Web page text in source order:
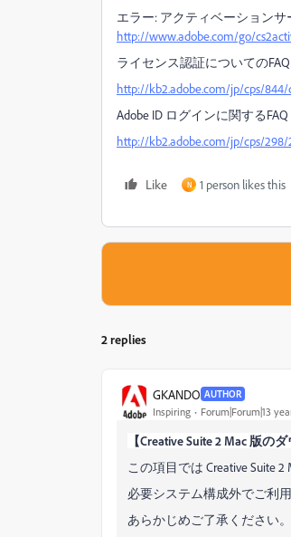
エラー: アクティベーションサ
http://www.adobe.com/go/
ライセンス認証についてのFAQ
http://kb2.adobe.com/jp/cps/844/
Adobe ID ログインに関するFAQ
http://kb2.adobe.com/jp/cps/298/
Like N 1 person likes this
2 replies
GKANDO AUTHOR
Inspiring Forum|Forum|13
【Creative Suite 2 Mac 版の
この項目では Creative Suite
必要システム構成外でご利
あらかじめご了承ください。